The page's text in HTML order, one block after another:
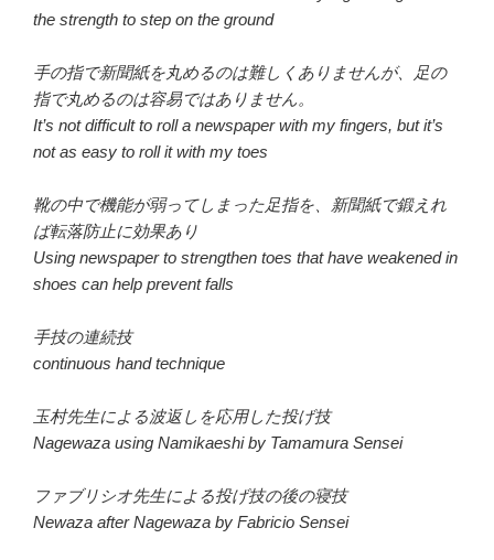
the strength to step on the ground
手の指で新聞紙を丸めるのは難しくありませんが、足の
指で丸めるのは容易ではありません。
It’s not difficult to roll a newspaper with my fingers, but it’s
not as easy to roll it with my toes
靴の中で機能が弱ってしまった足指を、新聞紙で鍛えれ
ば転落防止に効果あり
Using newspaper to strengthen toes that have weakened in
shoes can help prevent falls
手技の連続技
continuous hand technique
玉村先生による波返しを応用した投げ技
Nagewaza using Namikaeshi by Tamamura Sensei
ファブリシオ先生による投げ技の後の寝技
Newaza after Nagewaza by Fabricio Sensei